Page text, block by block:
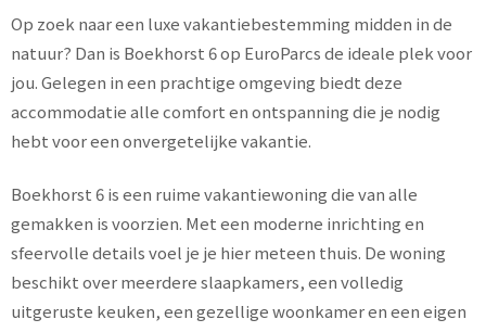
Op zoek naar een luxe vakantiebestemming midden in de
natuur? Dan is Boekhorst 6 op EuroParcs de ideale plek voor
jou. Gelegen in een prachtige omgeving biedt deze
accommodatie alle comfort en ontspanning die je nodig
hebt voor een onvergetelijke vakantie.
Boekhorst 6 is een ruime vakantiewoning die van alle
gemakken is voorzien. Met een moderne inrichting en
sfeervolle details voel je je hier meteen thuis. De woning
beschikt over meerdere slaapkamers, een volledig
uitgeruste keuken, een gezellige woonkamer en een eigen